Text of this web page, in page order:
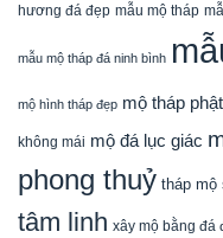
hương đá đẹp mẫu mộ tháp
mẫu mộ tháp đá ninh bình
mộ hình tháp đẹp mộ tháp
không mái mộ đá lục giác
phong thuỷ tháp mộ
tâm linh xây mộ bằng đá